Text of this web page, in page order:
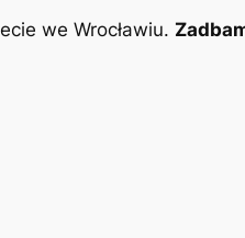
we Wrocławiu.